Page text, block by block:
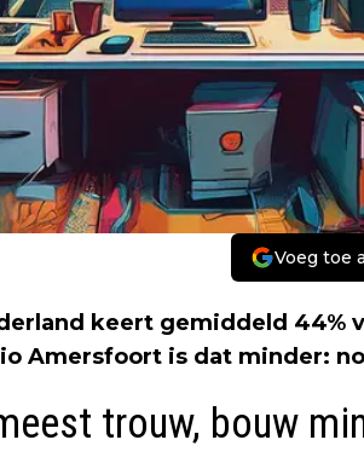
Voeg toe
keert gemiddeld 44%
Amersfoort is dat minder:
trouw, bouw